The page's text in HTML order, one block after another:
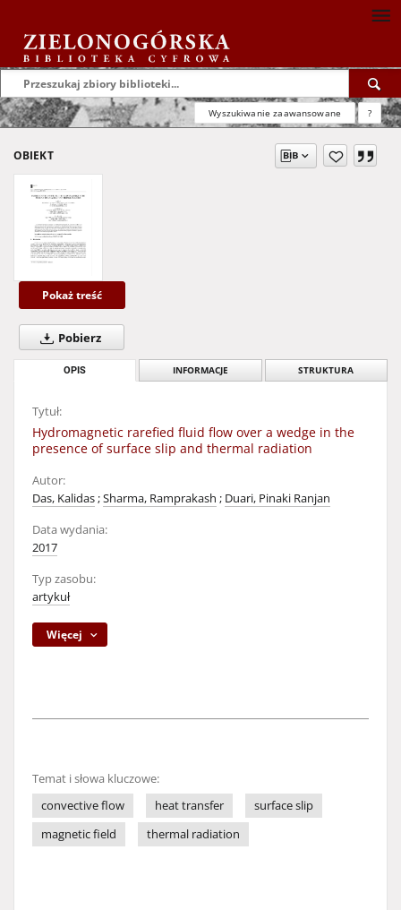
Wyszukiwanie zaawansowane ?
OBIEKT
Pokaż treść
Pobierz
OPIS INFORMACJE STRUKTURA
Tytuł:
Hydromagnetic rarefied fluid flow over a wedge in the
presence of surface slip and thermal radiation
Autor:
Das, Kalidas;Sharma, Ramprakash ; Duari, Pinaki Ranjan
Data wydania:
2017
Typ zasobu:
artykuł
Więcej
Temat i słowa kluczowe:
convective flow
heat transfer
surface slip
magnetic field
thermal radiation